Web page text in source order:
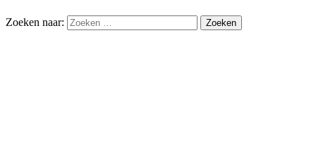
Zoeken naar: